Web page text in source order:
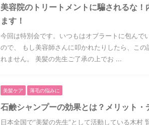
美容院のトリートメントに騙されるな！
ます！
今回は特別会です。いつもはオブラートに包んで
ので、 もし美容師さんに叩かれたりしたら、こ
れません。 美髪の先生ご了承の上でお ...
美髪ケア 薄毛の悩みに
石鹸シャンプーの効果とは？メリット
日本全国で“美髪の先生”として活動している木村